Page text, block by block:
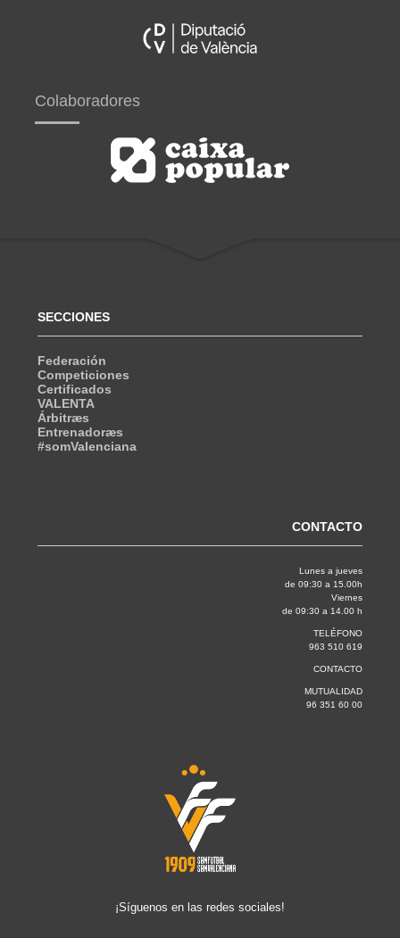
Colaboradores
SECCIONES
Federación
Competiciones
Certificados
VALENTA
Árbitræs
Entrenadoræs
#somValenciana
CONTACTO
Lunes a jueves
de 09:30 a 15.00h
Viernes
de 09:30 a 14.00 h
TELÉFONO
963 510 619
CONTACTO
MUTUALIDAD
96 351 60 00
¡Síguenos en las redes sociales!